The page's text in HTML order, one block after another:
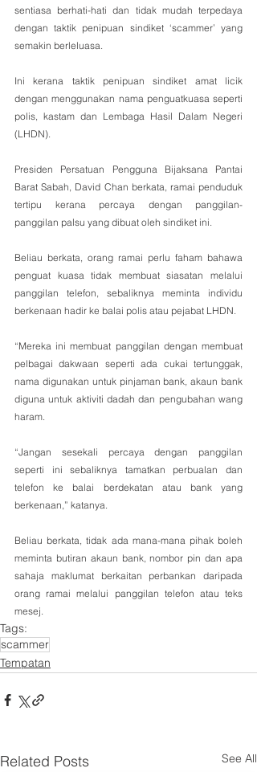
sentiasa berhati-hati dan tidak mudah terpedaya
dengan taktik penipuan sindiket ‘scammer’ yang
semakin berleluasa.
Ini kerana taktik penipuan sindiket amat licik
dengan menggunakan nama penguatkuasa seperti
polis, kastam dan Lembaga Hasil Dalam Negeri
(LHDN).
Presiden Persatuan Pengguna Bijaksana Pantai
Barat Sabah, David Chan berkata, ramai penduduk
tertipu kerana percaya dengan panggilan-
panggilan palsu yang dibuat oleh sindiket ini.
Beliau berkata, orang ramai perlu faham bahawa
penguat kuasa tidak membuat siasatan melalui
panggilan telefon, sebaliknya meminta individu
berkenaan hadir ke balai polis atau pejabat LHDN.
“Mereka ini membuat panggilan dengan membuat
pelbagai dakwaan seperti ada cukai tertunggak,
nama digunakan untuk pinjaman bank, akaun bank
diguna untuk aktiviti dadah dan pengubahan wang
haram.
“Jangan sesekali percaya dengan panggilan
seperti ini sebaliknya tamatkan perbualan dan
telefon ke balai berdekatan atau bank yang
berkenaan,” katanya.
Beliau berkata, tidak ada mana-mana pihak boleh
meminta butiran akaun bank, nombor pin dan apa
sahaja maklumat berkaitan perbankan daripada
orang ramai melalui panggilan telefon atau teks
mesej.
Tags:
scammer
Tempatan
Related Posts See All